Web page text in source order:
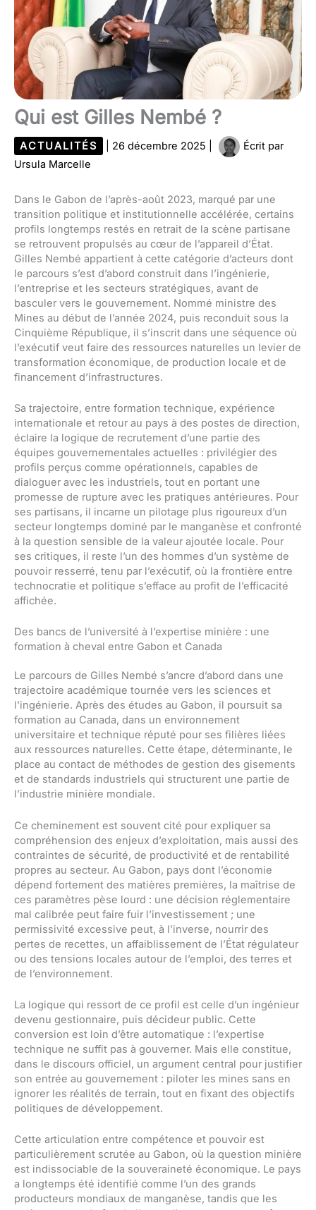
Qui est Gilles Nembé ?
ACTUALITÉS 26 décembre 2025
Écrit par
Ursula Marcelle
Dans le Gabon de l’après-août 2023, marqué par une
transition politique et institutionnelle accélérée, certains
profils longtemps restés en retrait de la scène partisane
se retrouvent propulsés au cœur de l’appareil d’État.
Gilles Nembé appartient à cette catégorie d’acteurs dont
le parcours s’est d’abord construit dans l’ingénierie,
l’entreprise et les secteurs stratégiques, avant de
basculer vers le gouvernement. Nommé ministre des
Mines au début de l’année 2024, puis reconduit sous la
Cinquième République, il s’inscrit dans une séquence où
l’exécutif veut faire des ressources naturelles un levier de
transformation économique, de production locale et de
financement d’infrastructures.
Sa trajectoire, entre formation technique, expérience
internationale et retour au pays à des postes de direction,
éclaire la logique de recrutement d’une partie des
équipes gouvernementales actuelles : privilégier des
profils perçus comme opérationnels, capables de
dialoguer avec les industriels, tout en portant une
promesse de rupture avec les pratiques antérieures. Pour
ses partisans, il incarne un pilotage plus rigoureux d’un
secteur longtemps dominé par le manganèse et confronté
à la question sensible de la valeur ajoutée locale. Pour
ses critiques, il reste l’un des hommes d’un système de
pouvoir resserré, tenu par l’exécutif, où la frontière entre
technocratie et politique s’efface au profit de l’efficacité
affichée.
Des bancs de l’université à l’expertise minière : une
formation à cheval entre Gabon et Canada
Le parcours de Gilles Nembé s’ancre d’abord dans une
trajectoire académique tournée vers les sciences et
l’ingénierie. Après des études au Gabon, il poursuit sa
formation au Canada, dans un environnement
universitaire et technique réputé pour ses filières liées
aux ressources naturelles. Cette étape, déterminante, le
place au contact de méthodes de gestion des gisements
et de standards industriels qui structurent une partie de
l’industrie minière mondiale.
Ce cheminement est souvent cité pour expliquer sa
compréhension des enjeux d’exploitation, mais aussi des
contraintes de sécurité, de productivité et de rentabilité
propres au secteur. Au Gabon, pays dont l’économie
dépend fortement des matières premières, la maîtrise de
ces paramètres pèse lourd : une décision réglementaire
mal calibrée peut faire fuir l’investissement ; une
permissivité excessive peut, à l’inverse, nourrir des
pertes de recettes, un affaiblissement de l’État régulateur
ou des tensions locales autour de l’emploi, des terres et
de l’environnement.
La logique qui ressort de ce profil est celle d’un ingénieur
devenu gestionnaire, puis décideur public. Cette
conversion est loin d’être automatique : l’expertise
technique ne suffit pas à gouverner. Mais elle constitue,
dans le discours officiel, un argument central pour justifier
son entrée au gouvernement : piloter les mines sans en
ignorer les réalités de terrain, tout en fixant des objectifs
politiques de développement.
Cette articulation entre compétence et pouvoir est
particulièrement scrutée au Gabon, où la question minière
est indissociable de la souveraineté économique. Le pays
a longtemps été identifié comme l’un des grands
producteurs mondiaux de manganèse, tandis que les